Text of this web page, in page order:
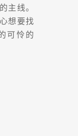
主线。
想要找
可怜的